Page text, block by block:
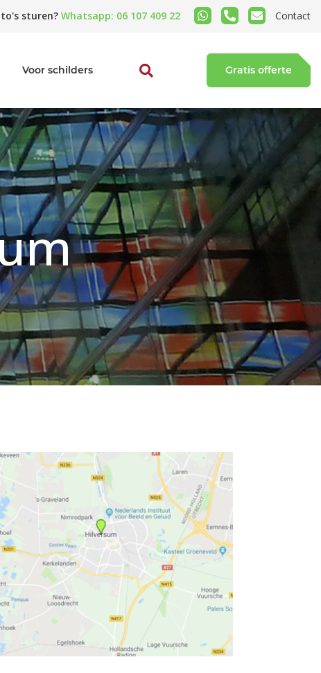
sturen? Whatsapp: 06 107 409 22 Contact
Voor schilders Gratis offerte